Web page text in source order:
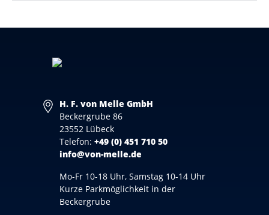
H. F. von Melle GmbH
Beckergrube 86
23552 Lübeck
Telefon: +49 (0) 451 710 50
info@von-melle.de
Mo-Fr 10-18 Uhr, Samstag 10-14 Uhr
Kurze Parkmöglichkeit in der
Beckergrube